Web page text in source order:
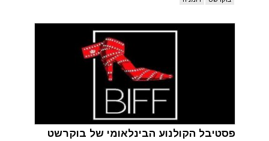
פסטיבל הקולנוע הבינלאומי של בוקרשט